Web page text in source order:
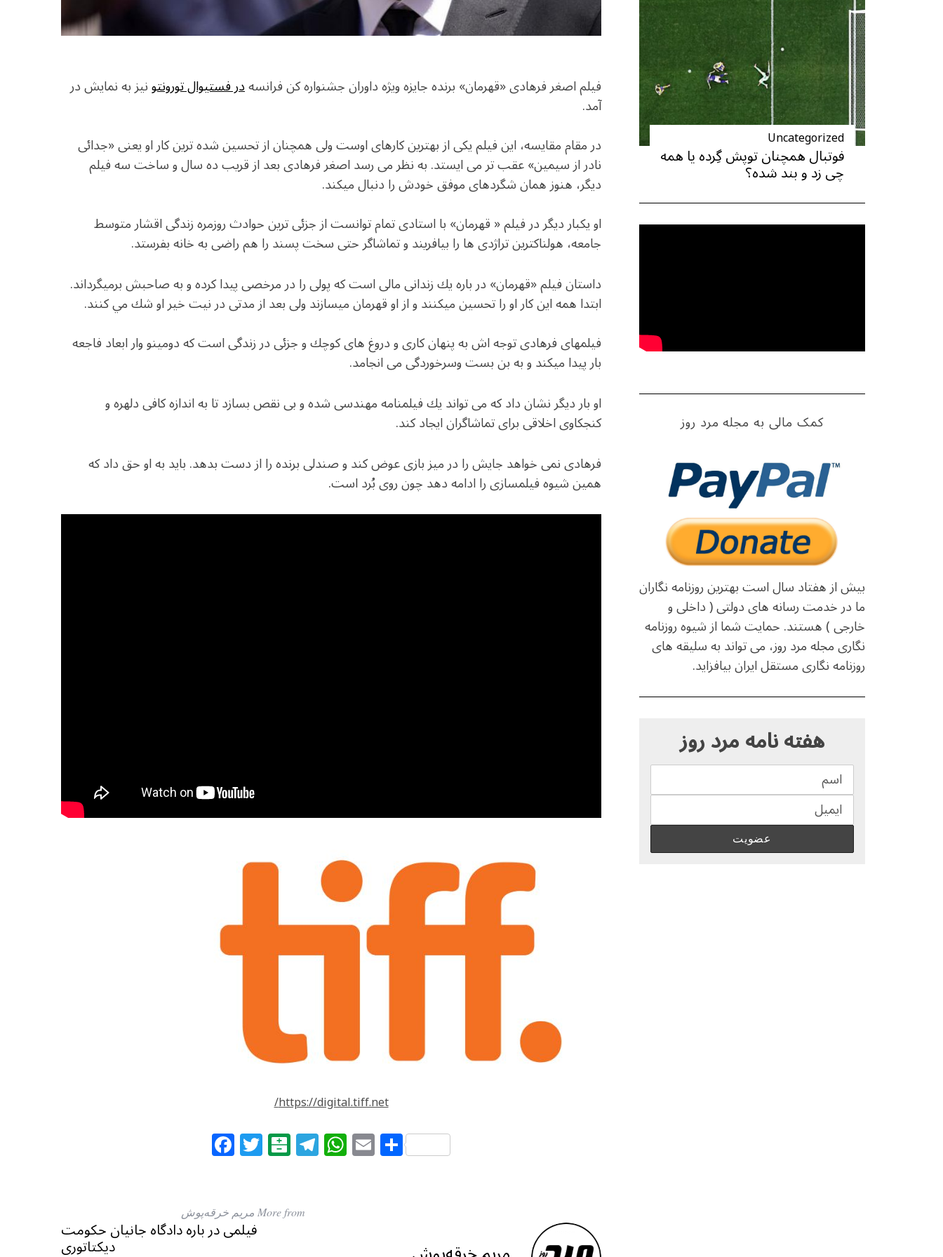
فيلم اصغر فرهادى «قهرمان» برنده جايزه ويژه داوران جشنواره كن فرانسهدر فستیوال تورونتونیز به نمایش در
آمد.
در مقام مقايسه، اين فيلم يكى از بهترين كارهاى اوست ولى همچنان از تحسين شده ترين كار او يعنى «جدائى
نادر از سیمین» عقب تر مى ايستد. به نظر می رسد اصغر فرهادی بعد از قريب ده سال و ساخت سه فيلم
ديگر، هنوز همان شگردهاى موفق خودش را دنبال ميكند.
او یکبار دیگر در فیلم « قهرمان» با استادی تمام توانست از جزئى ترين حوادث روزمره زندگى اقشار متوسط
جامعه، هولناكترين تراژدى ها را بيافريند و تماشاگر حتى سخت پسند را هم راضى به خانه بفرستد.
داستان فیلم «قهرمان» در باره يك زندانى مالى است كه پولى را در مرخصى پيدا كرده و به صاحبش برميگرداند.
ابتدا همه اين كار او را تحسين ميكنند و از او قهرمان ميسازند ولى بعد از مدتى در نيت خير او شك مي كنند.
فیلمهای فرهادی توجه اش به پنهان كارى و دروغ هاى كوچك و جزئى در زندگی است كه دومينو وار ابعاد فاجعه
بار پيدا ميكند و به بن بست وسرخوردگى مى انجامد.
او بار دیگر نشان داد که می تواند يك فيلمنامه مهندسى شده و بى نقص بسازد تا به اندازه كافى دلهره و
کنجکاوی اخلاقی برای تماشاگران ایجاد کند.
فرهادى نمی خواهد جايش را در ميز بازى عوض كند و صندلى برنده را از دست بدهد. بايد به او حق داد كه
همين شيوه فیلمسازی را ادامه دهد چون روى بُرد است.
https://digital.tiff.net/
F
a
e
b
T
w
e
B
al
ar
T
el W
h E
m S
h
More from مریم خرقه‌پوش
فیلمی در باره دادگاه جانیان حکومت
دیکتاتوری
Uncategorized
فوتبال همچنان توپش گِرده یا همه
چی زد و بند شده؟
کمک مالی به مجله مرد روز
بیش از هفتاد سال است بهترین روزنامه نگاران
ما در خدمت رسانه های دولتی ( داخلی و
خارجی ) هستند. حمایت شما از شیوه روزنامه
نگاری مجله مرد روز، می تواند به سلیقه های
روزنامه نگاری مستقل ایران بیافزاید.
هفته نامه مرد روز
S
r
c
f
r